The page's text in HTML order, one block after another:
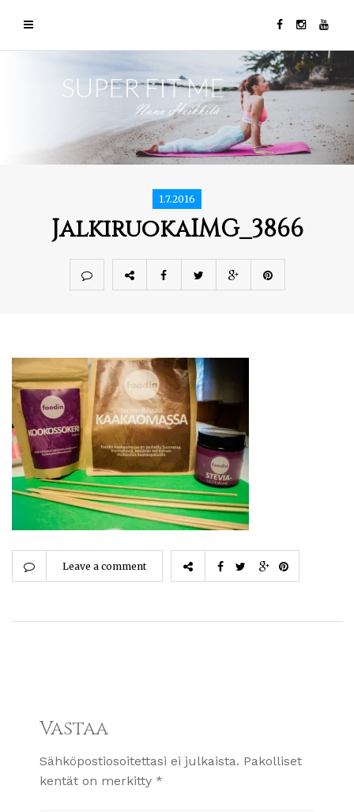
1.7.2016
JalkiruokaIMG_3866
Leave a comment
Vastaa
Sähköpostiosoitettasi ei julkaista. Pakolliset
kentät on merkitty *